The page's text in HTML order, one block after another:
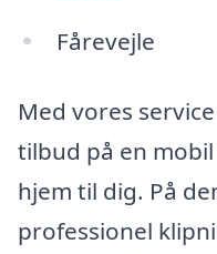
Fårevejle
Med vores
tilbud på en
hjem til dig. På
professionel